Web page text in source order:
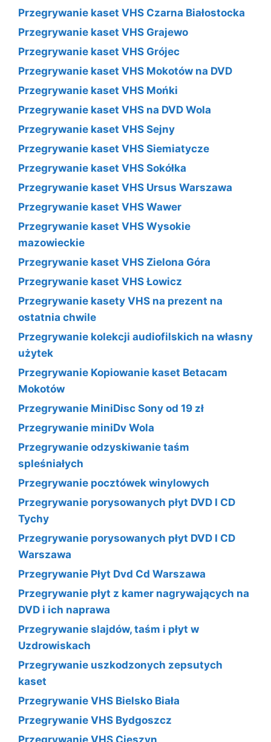
Przegrywanie kaset VHS Czarna Białostocka
Przegrywanie kaset VHS Grajewo
Przegrywanie kaset VHS Grójec
Przegrywanie kaset VHS Mokotów na DVD
Przegrywanie kaset VHS Mońki
Przegrywanie kaset VHS na DVD Wola
Przegrywanie kaset VHS Sejny
Przegrywanie kaset VHS Siemiatycze
Przegrywanie kaset VHS Sokółka
Przegrywanie kaset VHS Ursus Warszawa
Przegrywanie kaset VHS Wawer
Przegrywanie kaset VHS Wysokie
mazowieckie
Przegrywanie kaset VHS Zielona Góra
Przegrywanie kaset VHS Łowicz
Przegrywanie kasety VHS na prezent na
ostatnia chwile
Przegrywanie kolekcji audiofilskich na własny
użytek
Przegrywanie Kopiowanie kaset Betacam
Mokotów
Przegrywanie MiniDisc Sony od 19 zł
Przegrywanie miniDv Wola
Przegrywanie odzyskiwanie taśm
spleśniałych
Przegrywanie pocztówek winylowych
Przegrywanie porysowanych płyt DVD I CD
Tychy
Przegrywanie porysowanych płyt DVD I CD
Warszawa
Przegrywanie Płyt Dvd Cd Warszawa
Przegrywanie płyt z kamer nagrywających na
DVD i ich naprawa
Przegrywanie slajdów, taśm i płyt w
Uzdrowiskach
Przegrywanie uszkodzonych zepsutych
kaset
Przegrywanie VHS Bielsko Biała
Przegrywanie VHS Bydgoszcz
Przegrywanie VHS Cieszyn